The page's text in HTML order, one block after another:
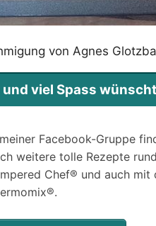
von Agnes
viel Spass
Facebook-Gruppe
weitere tolle Rezepte
Chef® und auch mit